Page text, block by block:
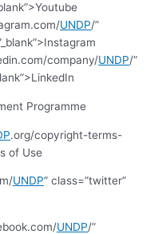
UNDP/”
company/UNDP/”
Programme
.org/copyright-terms-
of Use
UNDP” class=”twitter”
UNDP/”